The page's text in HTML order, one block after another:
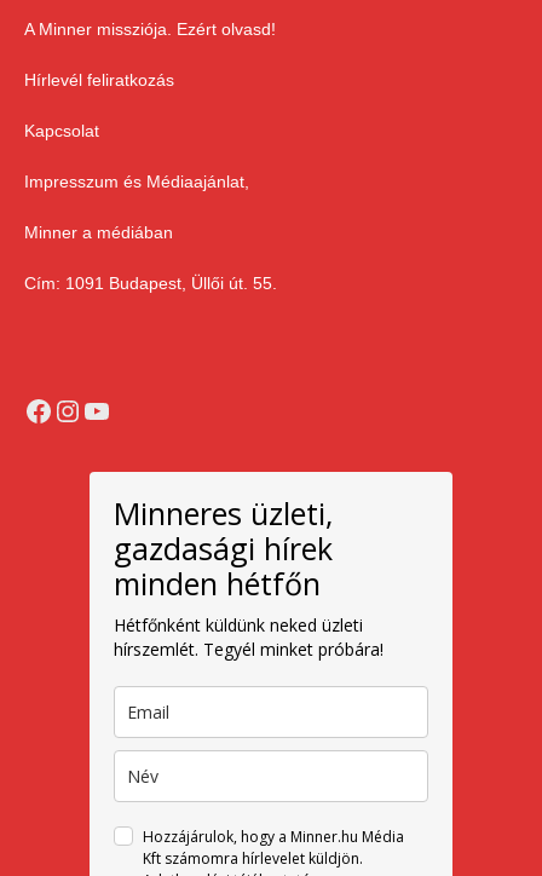
A Minner missziója. Ezért olvasd!
Hírlevél feliratkozás
Kapcsolat
Impresszum és Médiaajánlat,
Minner a médiában
Cím: 1091 Budapest, Üllői út. 55.
Facebook
Instagram
YouTube
Minneres üzleti,
gazdasági hírek
minden hétfőn
Hétfőnként küldünk neked üzleti
hírszemlét. Tegyél minket próbára!
Hozzájárulok, hogy a Minner.hu Média
Kft számomra hírlevelet küldjön.